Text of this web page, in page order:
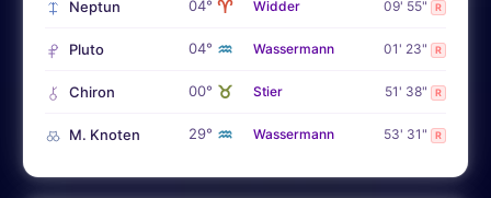
Neptun 04° ♈ Widder 09' 55" R
Pluto 04° ♒ Wassermann 01' 23" R
Chiron 00° ♉ Stier 51' 38" R
M. Knoten 29° ♒ Wassermann 53' 31" R